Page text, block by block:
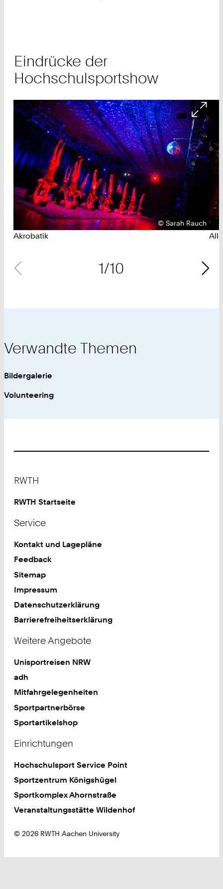
Eindrücke der
Hochschulsportshow
Urheberrecht:
©Sarah Rauch
Akrobatik
1/10
Verwandte Themen
Bildergalerie
Volunteering
RWTH
RWTH Startseite
Service
Kontakt und Lagepläne
Feedback
Sitemap
Impressum
Datenschutzerklärung
Barrierefreiheitserklärung
Weitere Angebote
Unisportreisen NRW
adh
Mitfahrgelegenheiten
Sportpartnerbörse
Sportartikelshop
Einrichtungen
Hochschulsport Service Point
Sportzentrum Königshügel
Sportkomplex Ahornstraße
Veranstaltungsstätte Wildenhof
© 2026 RWTH Aachen University